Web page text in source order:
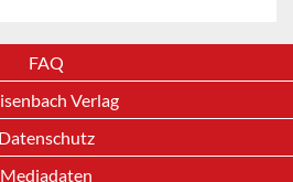
FAQ
Verlag
Datenschutz
Mediadaten